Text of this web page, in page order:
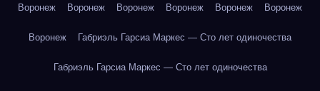
Воронеж Воронеж Воронеж Воронеж Воронеж Воронеж
Воронеж Габриэль Гарсиа Маркес — Сто лет одиночества
Габриэль Гарсиа Маркес — Сто лет одиночества